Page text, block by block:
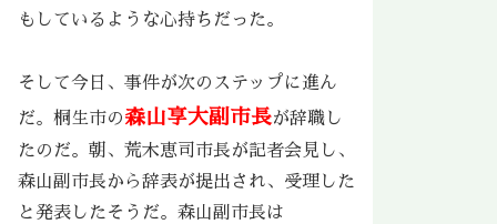
もしているような心持ちだった。
そして今日、事件が次のステップに進ん
だ。桐生市の森山享大副市長が辞職し
たのだ。朝、荒木恵司市長が記者会見し、
森山副市長から辞表が提出され、受理した
と発表したそうだ。森山副市長は